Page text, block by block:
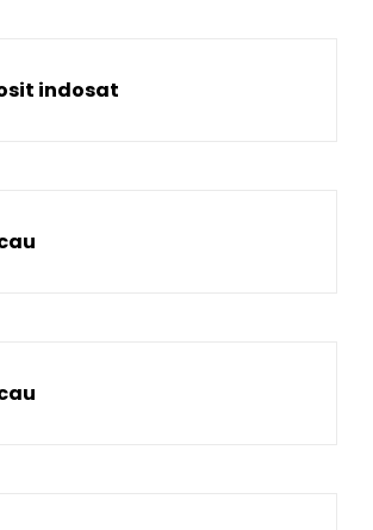
indosat